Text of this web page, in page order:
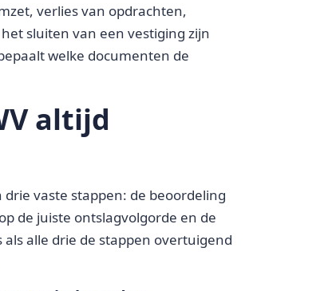
verlies van opdrachten,
sluiten van een vestiging zijn
welke documenten de
altijd
vaste stappen: de beoordeling
de juiste ontslagvolgorde en de
alle drie de stappen overtuigend